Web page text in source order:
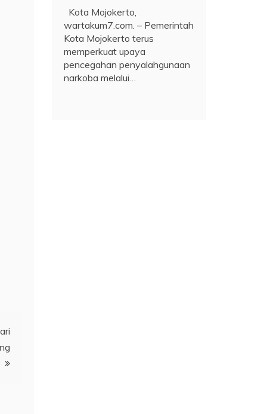
Kota Mojokerto,
wartakum7.com. – Pemerintah
Kota Mojokerto terus
memperkuat upaya
pencegahan penyalahgunaan
narkoba melalui…